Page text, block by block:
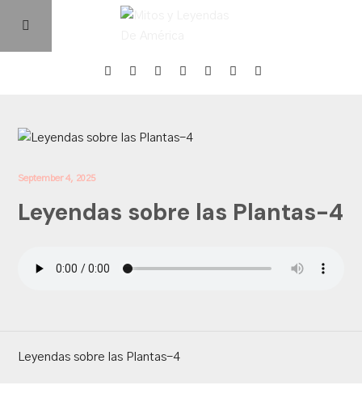
Quienes Somos
Contacto
September 4, 2025
Leyendas sobre las Plantas-4
Leyendas sobre las Plantas-4